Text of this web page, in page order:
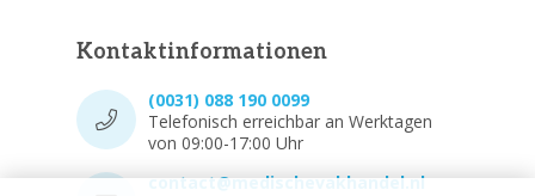
Kontaktinformationen
(0031) 088 190 0099
Telefonisch erreichbar an Werktagen
von 09:00-17:00 Uhr
contact@medischevakhandel.nl